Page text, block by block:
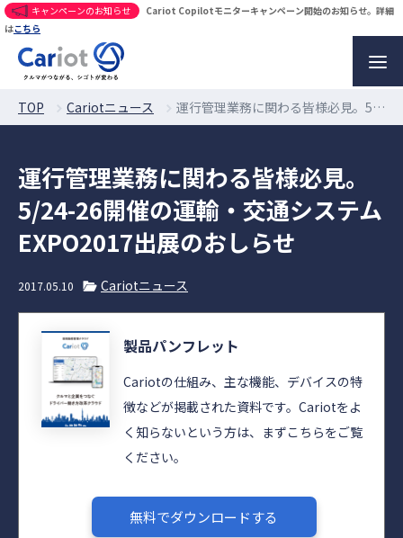
キャンペーンのお知らせ
Cariot Copilotモニターキャンペーン開始のお知らせ。詳細
はこちら
TOP Cariotニュース 運行管理業務に関わる皆様必見。5/24-26開催の運輸・交通システムEXPO2017出展のおしらせ
運行管理業務に関わる皆様必見。
5/24-26開催の運輸・交通システム
EXPO2017出展のおしらせ
2017.05.10 Cariotニュース
製品パンフレット
Cariotの仕組み、主な機能、デバイスの特
徴などが掲載された資料です。Cariotをよ
く知らないという方は、まずこちらをご覧
ください。
無料でダウンロードする